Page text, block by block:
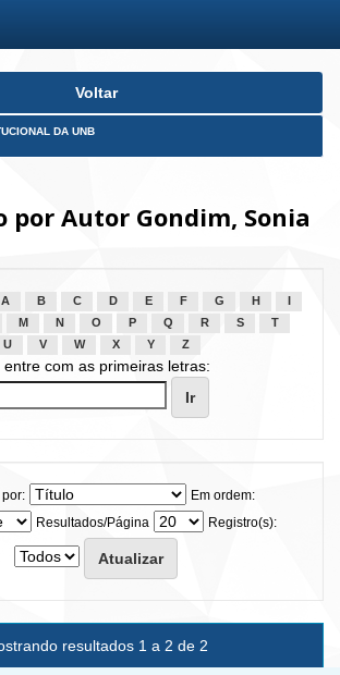
Voltar
DA UNB
por Autor Gondim, Sonia
A B C D E F G H
M N O P Q R S
T
U
V W X Y Z
entre com as primeiras letras:
Em ordem:
Resultados/Página
Registro(s):
resultados 1 a 2 de 2